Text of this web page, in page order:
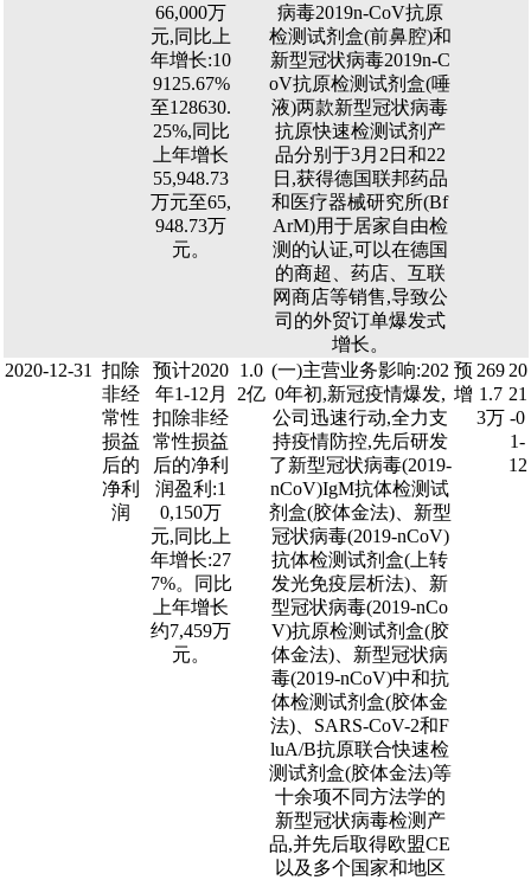
66,000万
元,同比上
年增长:10
9125.67%
至128630.
25%,同比
上年增长
55,948.73
万元至65,
948.73万
元。
病毒2019n-CoV抗原
检测试剂盒(前鼻腔)和
新型冠状病毒2019n-C
oV抗原检测试剂盒(唾
液)两款新型冠状病毒
抗原快速检测试剂产
品分别于3月2日和22
日,获得德国联邦药品
和医疗器械研究所(Bf
ArM)用于居家自由检
测的认证,可以在德国
的商超、药店、互联
网商店等销售,导致公
司的外贸订单爆发式
增长。
2020-12-31
扣除
非经
常性
损益
后的
净利
润
预计2020
年1-12月
扣除非经
常性损益
后的净利
润盈利:1
0,150万
元,同比上
年增长:27
7%。同比
上年增长
约7,459万
元。
1.0
2亿
(一)主营业务影响:202
0年初,新冠疫情爆发,
公司迅速行动,全力支
持疫情防控,先后研发
了新型冠状病毒(2019-
nCoV)IgM抗体检测试
剂盒(胶体金法)、新型
冠状病毒(2019-nCoV)
抗体检测试剂盒(上转
发光免疫层析法)、新
型冠状病毒(2019-nCo
V)抗原检测试剂盒(胶
体金法)、新型冠状病
毒(2019-nCoV)中和抗
体检测试剂盒(胶体金
法)、SARS-CoV-2和F
luA/B抗原联合快速检
测试剂盒(胶体金法)等
十余项不同方法学的
新型冠状病毒检测产
品,并先后取得欧盟CE
以及多个国家和地区
预
增
269
1.7
3万
20
21
-0
1-
12